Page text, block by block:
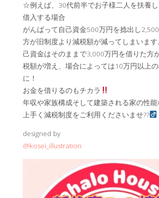
☆例えば、30代前半でお子様二人を扶養
借入する場合
がんばって自己資金500万円を捻出し
方が旧制度より減税額が減ってしまいま
己資金はそのままで3,000万円を借りた方
税額が増え、場合によっては10万円以上
に！
お金を借りるのもチカラ
年収や家族構成そして建築される家の性
上手く減税制度をご利用くださいませ??‍
designed by
@kosei_illustration